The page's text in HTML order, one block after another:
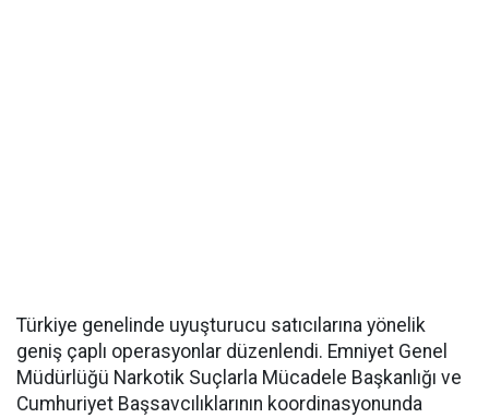
Türkiye genelinde uyuşturucu satıcılarına yönelik
geniş çaplı operasyonlar düzenlendi. Emniyet Genel
Müdürlüğü Narkotik Suçlarla Mücadele Başkanlığı ve
Cumhuriyet Başsavcılıklarının koordinasyonunda